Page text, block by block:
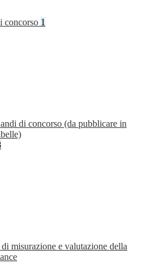
concorso 1
di concorso (da pubblicare in
di misurazione e valutazione della